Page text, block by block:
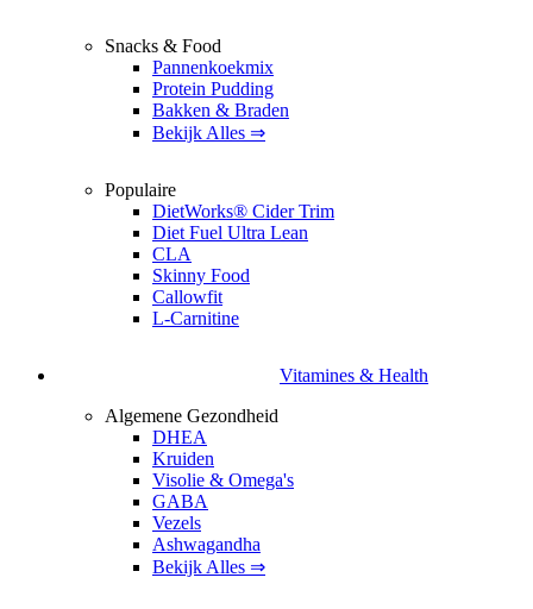
Snacks & Food
Pannenkoekmix
Protein Pudding
Bakken & Braden
Bekijk Alles ⇒
Populaire
DietWorks® Cider Trim
Diet Fuel Ultra Lean
CLA
Skinny Food
Callowfit
L-Carnitine
Vitamines & Health
Algemene Gezondheid
DHEA
Kruiden
Visolie & Omega's
GABA
Vezels
Ashwagandha
Bekijk Alles ⇒